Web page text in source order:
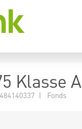
Klasse
| Fonds